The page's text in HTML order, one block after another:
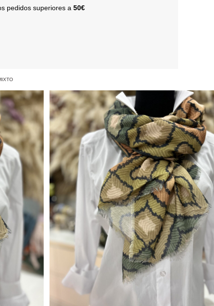
pedidos superiores a 50€